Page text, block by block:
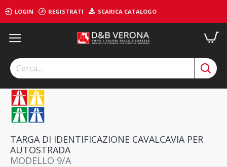
LOGIN REGISTRATI SCARICA CATALOGO
TARGA DI IDENTIFICAZIONE CAVALCAVIA PER
AUTOSTRADA
MODELLO 9/A